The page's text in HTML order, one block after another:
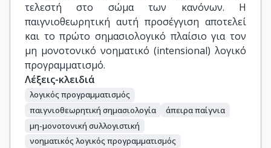
τελεστή στο σώμα των κανόνων. Η
παιγνιοθεωρητική αυτή προσέγγιση αποτελεί
και το πρώτο σημασιολογικό πλαίσιο για τον
μη μονοτονικό νοηματικό (intensional) λογικό
προγραμματισμό.
Λέξεις-κλειδιά
λογικός προγραμματισμός
παιγνιοθεωρητική σημασιολογία
άπειρα παίγνια
μη-μονοτονική συλλογιστική
νοηματικός λογικός προγραμματισμός